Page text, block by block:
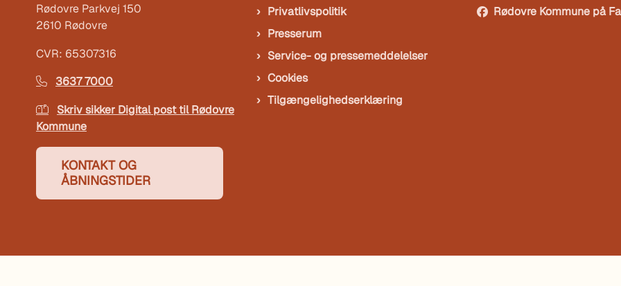
Rødovre Parkvej 150
2610 Rødovre
CVR: 65307316
3637 7000
Skriv sikker Digital post til Rødovre
Kommune
KONTAKT OG
ÅBNINGSTIDER
Privatlivspolitik
Presserum
Service- og pressemeddelelser
Cookies
Tilgængelighedserklæring
Rødovre Kommune på